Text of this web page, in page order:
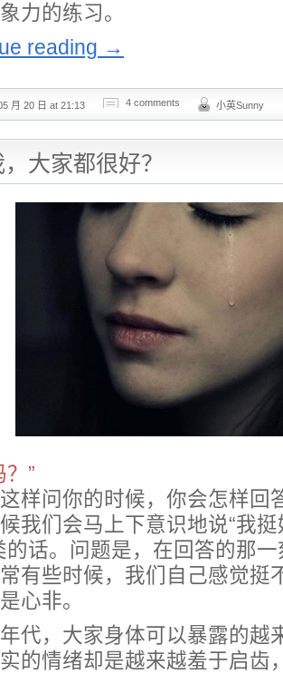
力的练习。
reading →
月 20 日 at 21:13 4 comments 小英Sunny
大家都很好？
？”
样问你的时候，你会怎样回
我们会马上下意识地说“我挺
的话。问题是，在回答的那
有些时候，我们自己感觉挺
心非。
代，大家身体可以暴露的越
的情绪却是越来越羞于启齿